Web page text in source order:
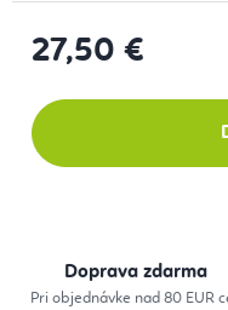
27,50 €
Doprava zdarma
Pri objednávke nad 80 EUR